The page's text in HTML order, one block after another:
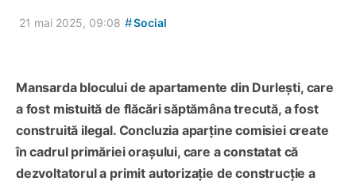
21 mai 2025, 09:08 #Social
Mansarda blocului de apartamente din Durlești, care
a fost mistuită de flăcări săptămâna trecută, a fost
construită ilegal. Concluzia aparține comisiei create
în cadrul primăriei orașului, care a constatat că
dezvoltatorul a primit autorizație de construcție a